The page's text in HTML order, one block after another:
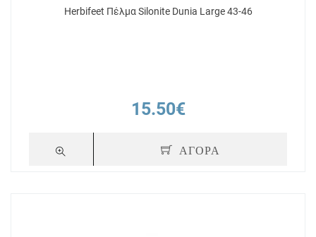
Herbifeet Πέλμα Silonite Dunia Large 43-46
15.50€
ΑΓΟΡΑ